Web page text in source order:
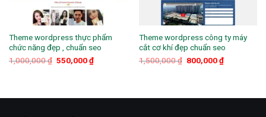
Theme wordpress thực phẩm
chức năng đẹp , chuẩn seo
1,000,000₫ Giá
550,000₫Giá
hiện
Theme wordpress công ty máy
cắt cơ khí đẹp chuẩn seo
1,500,000₫ Giá
800,000₫Giá
hiện